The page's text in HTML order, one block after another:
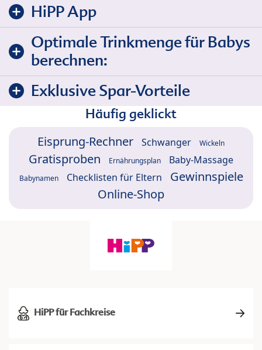
HiPP App
Optimale Trinkmenge für Babys
berechnen:
Exklusive Spar-Vorteile
Häufig geklickt
Eisprung-Rechner Schwanger Wickeln
Gratisproben Ernährungsplan Baby-Massage
Babynamen Checklisten für Eltern
Gewinnspiele
Online-Shop
HiPP für Fachkreise